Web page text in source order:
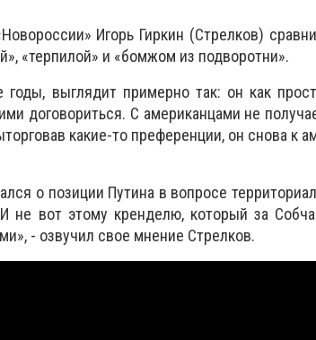
Игорь Гиркин (Стрелков)
«терпилой» и «бомжом из подворотни».
выглядит примерно так: он как
договориться. С американцами не
какие-то преференции, он снова к
о позиции Путина в вопросе
не вот этому кренделю, который за
- озвучил свое мнение Стрелков.